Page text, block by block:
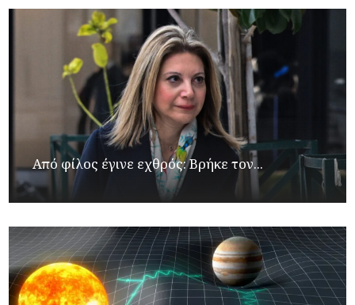
Από φίλος έγινε εχθρός: Βρήκε τον...